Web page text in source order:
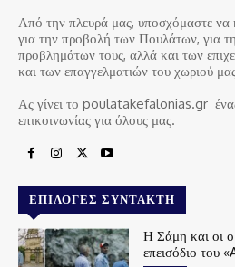
Από την πλευρά μας, υποσχόμαστε να
για την προβολή των Πουλάτων, για
προβλημάτων τους, αλλά και των
και των επαγγελματιών του χωριού
Ας γίνει το poulatakefalonias.gr
επικοινωνίας για όλους μας.
ΕΠΙΛΟΓΈΣ ΣΥΝΤΆΚΤΗ
Η Σάμη και οι
επεισόδιο του